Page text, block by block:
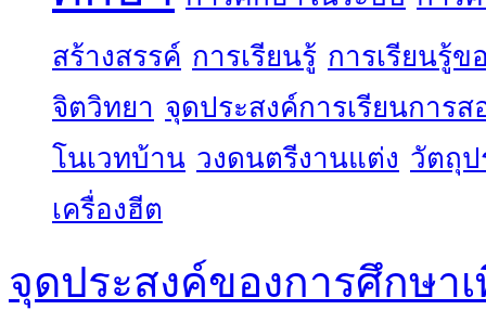
สร้างสรรค์ การเรียนรู้ การเรียนรู้ข
จิตวิทยา จุดประสงค์การเรียนการส
โนเวทบ้าน วงดนตรีงานแต่ง วัตถุป
เครื่องฮีต
จุดประสงค์ของการศึกษา